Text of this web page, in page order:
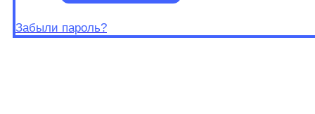
Забыли пароль?